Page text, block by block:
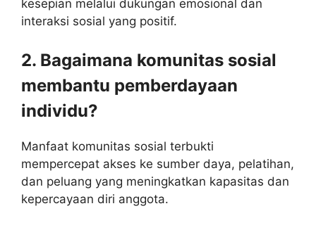
kesepian melalui dukungan emosional dan
interaksi sosial yang positif.
2. Bagaimana komunitas sosial
membantu pemberdayaan
individu?
Manfaat komunitas sosial terbukti
mempercepat akses ke sumber daya, pelatihan,
dan peluang yang meningkatkan kapasitas dan
kepercayaan diri anggota.